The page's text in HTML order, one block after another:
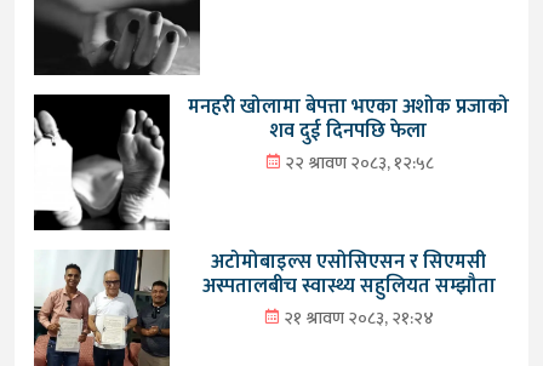
मनहरी खोलामा बेपत्ता भएका अशोक प्रजाको
शव दुई दिनपछि फेला
२२ श्रावण २०८३, १२:५८
अटोमोबाइल्स एसोसिएसन र सिएमसी
अस्पतालबीच स्वास्थ्य सहुलियत सम्झौता
२१ श्रावण २०८३, २१:२४